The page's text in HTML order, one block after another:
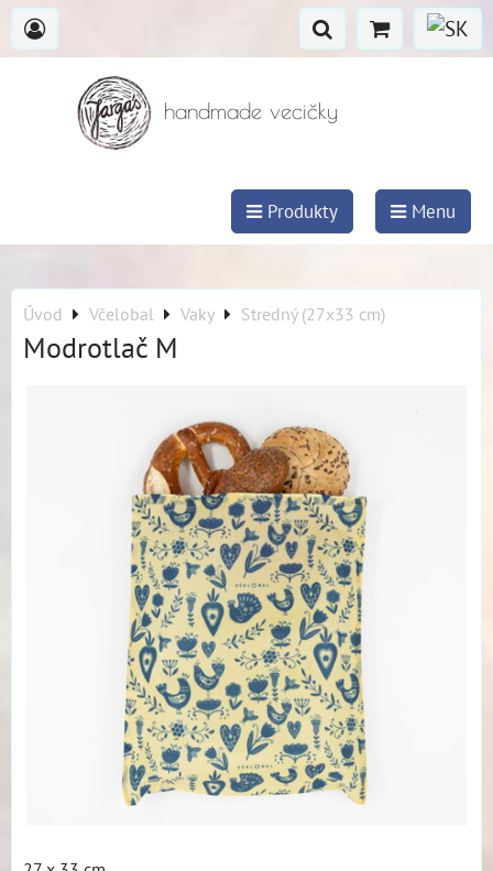
handmade vecičky
Produkty Menu
Úvod Včelobal Vaky Stredný (27x33 cm)
Modrotlač M